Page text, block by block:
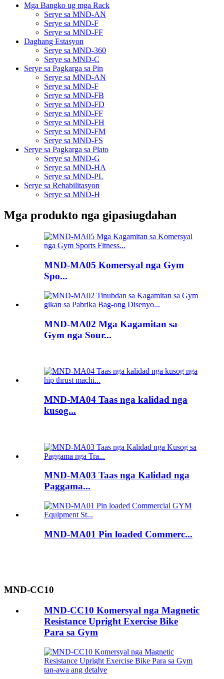
Mga Bangko ug mga Rack
Serye sa MND-AN
Serye sa MND-F
Serye sa MND-FF
Daghang Estasyon
Serye sa MND-360
Serye sa MND-C
Serye sa Pagkarga sa Pin
Serye sa MND-AN
Serye sa MND-F
Serye sa MND-FB
Serye sa MND-FD
Serye sa MND-FF
Serye sa MND-FH
Serye sa MND-FM
Serye sa MND-FS
Serye sa Pagkarga sa Plato
Serye sa MND-G
Serye sa MND-HA
Serye sa MND-PL
Serye sa Rehabilitasyon
Serye sa MND-H
Mga produkto nga gipasiugdahan
MND-MA05 Komersyal nga Gym
Spo...
MND-MA02 Mga Kagamitan sa
Gym nga Sour...
MND-MA04 Taas nga kalidad nga
kusog...
MND-MA03 Taas nga Kalidad nga
Paggama...
MND-MA01 Pin loaded Commerc...
MND-CC10
MND-CC10 Komersyal nga Magnetic
Resistance Upright Exercise Bike
Para sa Gym
tan-awa ang detalye